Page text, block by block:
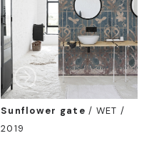
Sunflower gate / WET /
2019